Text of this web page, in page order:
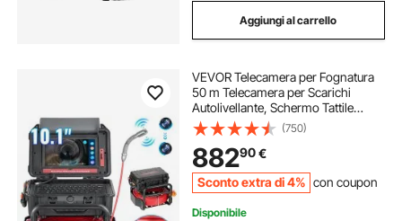
Aggiungi al carrello
VEVOR Telecamera per Fognatura
50 m Telecamera per Scarichi
Autolivellante, Schermo Tattile
256,54 mm Trasmettitore 512 Hz e
Contatore di Distanza, Telecamera
Idraulica a Serpente IP67 con Luci-
12 LED
(750)
88290€
Sconto extra di 4% con coupon
Disponibile